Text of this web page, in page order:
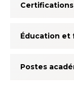
Éducation et
Postes